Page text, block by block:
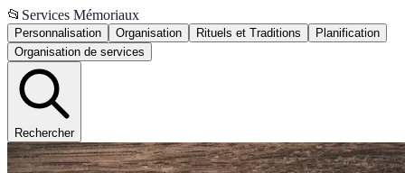
📂 Services Mémoriaux
Personnalisation Organisation Rituels et Traditions
Planification
Organisation de services
Rechercher